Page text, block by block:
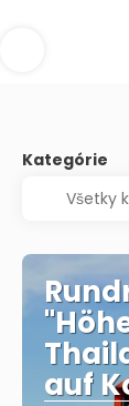
Kategórie
auf